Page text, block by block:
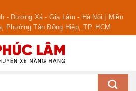
- Dương Xá - Gia Lâm - Hà Nội | Miền
Phường Tân Đông Hiệp, TP. HCM